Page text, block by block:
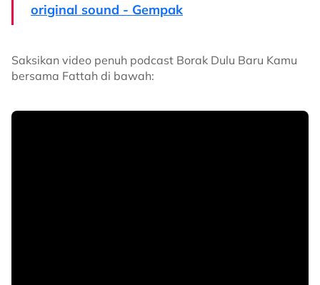
original sound - Gempak
Saksikan video penuh podcast Borak Dulu Baru Kamu
bersama Fattah di bawah: